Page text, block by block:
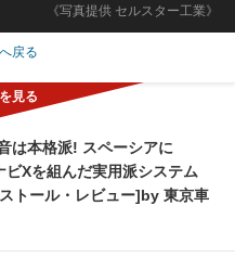
《写真提供 セルスター工業》
戻る
は本格派! スペーシアに
ビXを組んだ実用派システム
トール・レビュー]by 東京車